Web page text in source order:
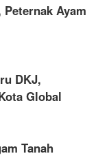
Ayam
DKJ,
Global
Tanah